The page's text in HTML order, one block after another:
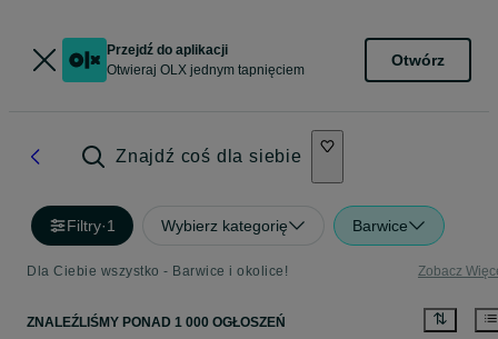
Przejdź do aplikacji
Otwieraj OLX jednym tapnięciem
Otwórz
Znajdź coś dla siebie
Filtry·1 Wybierz kategorię Barwice
Dla Ciebie wszystko - Barwice i okolice! Zobacz
ZNALEŹLIŚMY PONAD 1 000 OGŁOSZEŃ